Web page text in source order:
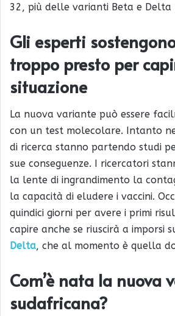
32, più delle varianti Beta e Delta
Gli esperti
troppo presto per
situazione
La nuova variante può essere
con un test molecolare. Intanto
di ricerca stanno partendo studi
sue conseguenze. I ricercatori
la lente di ingrandimento la
la capacità di eludere i vaccini.
quindici giorni per avere i primi
capire anche se riuscirà a imporsi
Delta, che al momento è quella
Com’è nata la nuova
sudafricana?